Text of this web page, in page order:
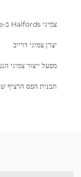
צמיגי Halfords ב-Drive
יצרן צמיגי דרייב
מפעל ייצור צמיגי
תבנית הפס הרציף